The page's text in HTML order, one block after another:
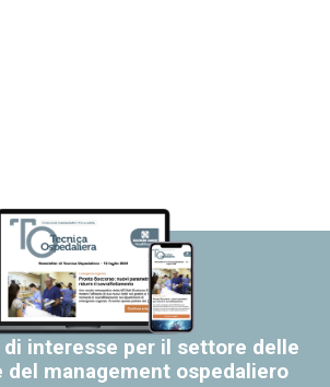
interesse per il settore delle
management ospedaliero